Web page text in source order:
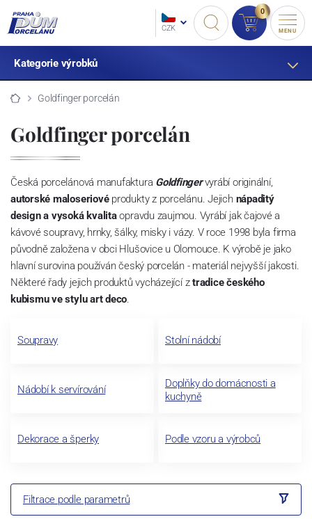
CZK
0
MENU
Kategorie výrobků
Goldfinger porcelán
Goldfinger porcelán
Česká porcelánová manufaktura Goldfingervyrábí originální,
autorské maloseriovéprodukty z porcelánu. Jejich nápaditý
design a vysoká kvalitaopravdu zaujmou. Vyrábí jak čajové a
kávové soupravy, hrnky, šálky, misky i vázy. V roce 1998 byla firma
původně založena v obci Hlušovice u Olomouce. K výrobě je jako
hlavní surovina používán český porcelán - materiál nejvyšší jakosti.
Některé řady jejich produktů vycházející ztradice českého
kubismu ve stylu art deco.
Soupravy Stolní nádobí
Nádobí k servírování
Doplňky do domácnosti a
kuchyně
Dekorace a šperky Podle vzoru a výrobců
Filtrace podle parametrů